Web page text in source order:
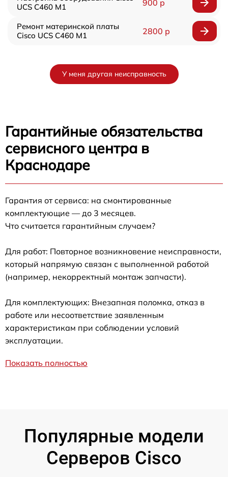
UCS C460 M1
900 р
Ремонт материнской платы
Cisco UCS C460 M1
2800 р
У меня другая неисправность
Гарантийные обязательства
сервисного центра в
Краснодаре
Гарантия от сервиса: на смонтированные
комплектующие — до 3 месяцев.
Что считается гарантийным случаем?
Для работ: Повторное возникновение неисправности,
который напрямую связан с выполненной работой
(например, некорректный монтаж запчасти).
Для комплектующих: Внезапная поломка, отказ в
работе или несоответствие заявленным
характеристикам при соблюдении условий
эксплуатации.
Показать полностью
Популярные модели
Серверов Cisco